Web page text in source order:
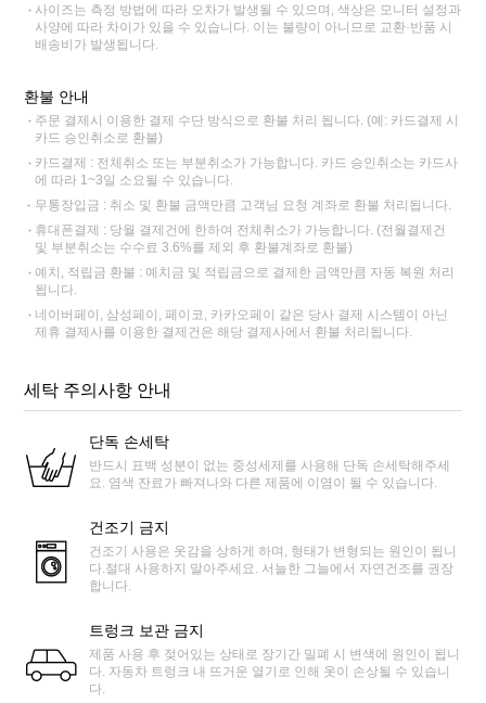
사이즈는 측정 방법에 따라 오차가 발생될 수 있으며, 색상은 모니터 설정과
사양에 따라 차이가 있을 수 있습니다. 이는 불량이 아니므로 교환·반품 시
배송비가 발생됩니다.
환불 안내
주문 결제시 이용한 결제 수단 방식으로 환불 처리 됩니다. (예: 카드결제 시
카드 승인취소로 환불)
카드결제 : 전체취소 또는 부분취소가 가능합니다. 카드 승인취소는 카드사
에 따라 1~3일 소요될 수 있습니다.
무통장입금 : 취소 및 환불 금액만큼 고객님 요청 계좌로 환불 처리됩니다.
휴대폰결제 : 당월 결제건에 한하여 전체취소가 가능합니다. (전월결제건
및 부분취소는 수수료 3.6%를 제외 후 환불계좌로 환불)
예치, 적립금 환불 : 예치금 및 적립금으로 결제한 금액만큼 자동 복원 처리
됩니다.
네이버페이, 삼성페이, 페이코, 카카오페이 같은 당사 결제 시스템이 아닌
제휴 결제사를 이용한 결제건은 해당 결제사에서 환불 처리됩니다.
세탁 주의사항 안내
단독 손세탁
반드시 표백 성분이 없는 중성세제를 사용해 단독 손세탁해주세
요. 염색 잔료가 빠져나와 다른 제품에 이염이 될 수 있습니다.
건조기 금지
건조기 사용은 옷감을 상하게 하며, 형태가 변형되는 원인이 됩니
다.절대 사용하지 말아주세요. 서늘한 그늘에서 자연건조를 권장
합니다.
트렁크 보관 금지
제품 사용 후 젖어있는 상태로 장기간 밀폐 시 변색에 원인이 됩니
다. 자동차 트렁크 내 뜨거운 열기로 인해 옷이 손상될 수 있습니
다.